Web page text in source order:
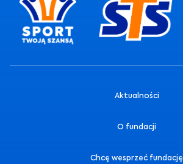
Aktualności
O fundacji
Chcę wesprzeć fundację